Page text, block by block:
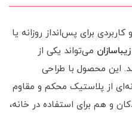
برای پس‌انداز روزانه یا
می‌تواند یکی از
این محصول با طراحی
از پلاستیک محکم و مقاوم
و هم برای استفاده در خانه،